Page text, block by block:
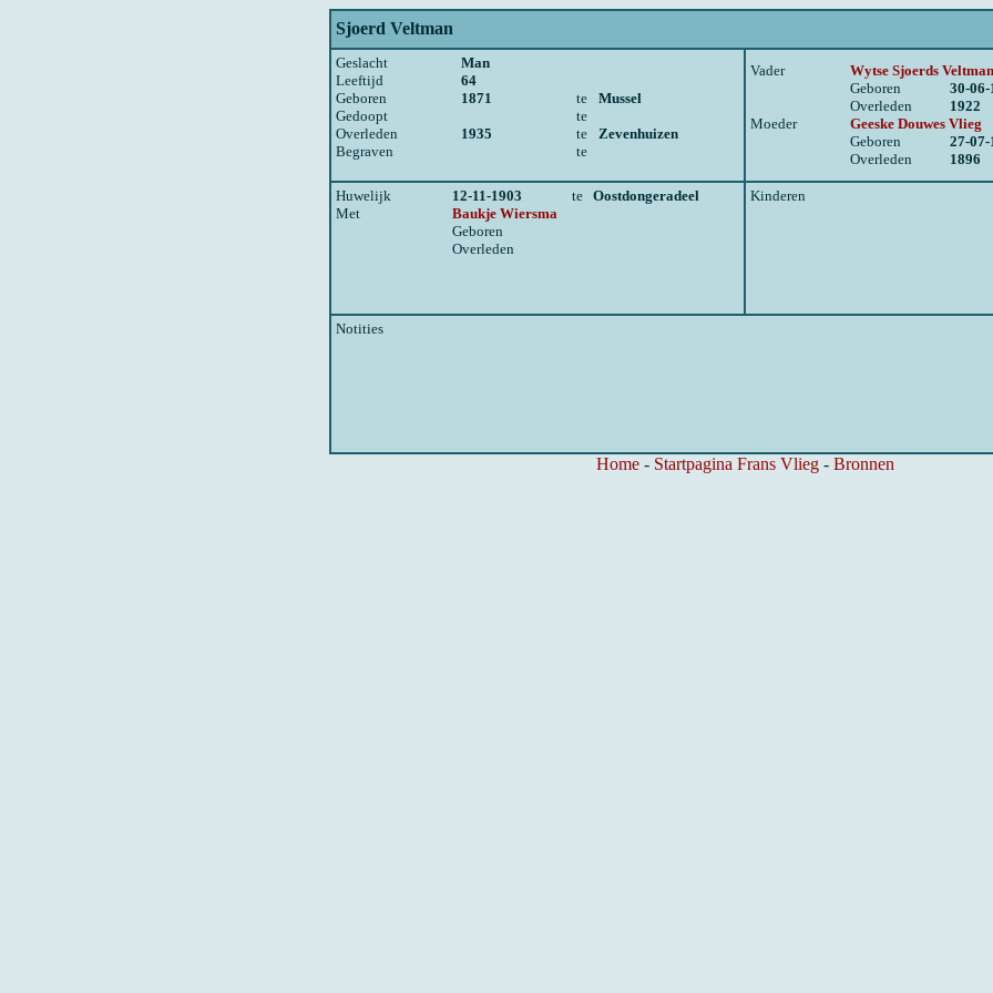
Sjoerd Veltman
Geslacht
Man
Leeftijd
64
Geboren
1871 te
Mussel
Gedoopt
te
Overleden
1935 te
Zevenhuizen
Begraven
te
Vader
Wytse Sjoerds Veltman
Geboren
30-06-
Overleden
1922
Moeder
Geeske Douwes Vlieg
Geboren
27-07-
Overleden
1896
Huwelijk 12-11-1903 te Oostdongeradeel
Met
Baukje Wiersma
Geboren
Overleden
Kinderen
Notities
Home- Startpagina Frans Vlieg- Bronnen